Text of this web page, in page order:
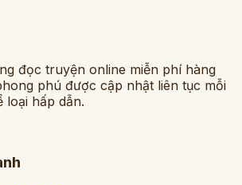
đọc truyện online miễn phí hàng
phú được cập nhật liên tục mỗi
loại hấp dẫn.